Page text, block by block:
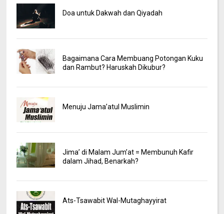
Doa untuk Dakwah dan Qiyadah
Bagaimana Cara Membuang Potongan Kuku
dan Rambut? Haruskah Dikubur?
Menuju Jama’atul Muslimin
Jima’ di Malam Jum’at = Membunuh Kafir
dalam Jihad, Benarkah?
Ats-Tsawabit Wal-Mutaghayyirat